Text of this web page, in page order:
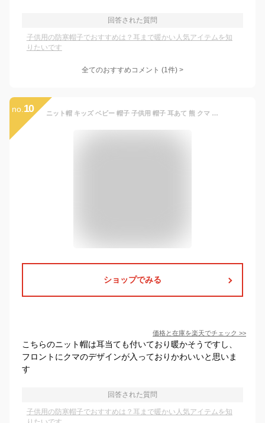
回答された質問
子供用の防寒帽子でおすすめは？耳まで暖かい人気アイテムを知
りたいです
全てのおすすめコメント (1件) >
no. 10 ニット帽 キッズ ベビー 帽子 子供用 帽子 耳あて 熊 クマ 防寒帽子 秋冬 ベビー 防寒 ボア 男の子 女の子 冬用ハット 男女兼用 ベビーニット帽 赤ちゃん 女の子 耳保護付き 無地 柔らかい 暖かい かわいい 防風 防寒 保温 ベビー 帽子 冬 子供 散歩 可愛い 新生児 出産祝い
ショップでみる
価格と在庫を楽天でチェック >>
こちらのニット帽は耳当ても付いており暖かそうですし、
フロントにクマのデザインが入っておりかわいいと思いま
す
回答された質問
子供用の防寒帽子でおすすめは？耳まで暖かい人気アイテムを知